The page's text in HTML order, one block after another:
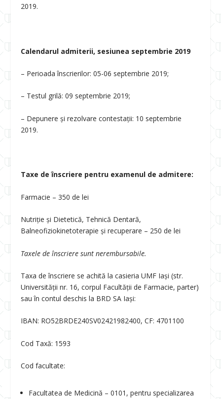
2019.
Calendarul admiterii, sesiunea septembrie 2019
– Perioada înscrierilor: 05-06 septembrie 2019;
– Testul grilă: 09 septembrie 2019;
– Depunere și rezolvare contestații: 10 septembrie
2019.
Taxe de înscriere pentru examenul de admitere:
Farmacie – 350 de lei
Nutriție și Dietetică, Tehnică Dentară,
Balneofiziokinetoterapie și recuperare – 250 de lei
Taxele de înscriere sunt nerembursabile.
Taxa de înscriere se achită la casieria UMF Iași (str.
Universității nr. 16, corpul Facultății de Farmacie, parter)
sau în contul deschis la BRD SA Iași:
IBAN: RO52BRDE240SV02421982400, CF: 4701100
Cod Taxă: 1593
Cod facultate:
Facultatea de Medicină – 0101, pentru specializarea